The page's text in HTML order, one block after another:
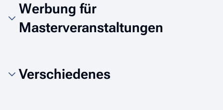
Werbung für
Masterveranstaltungen
Verschiedenes